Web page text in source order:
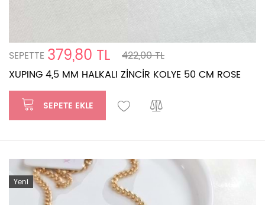
SEPETTE 379,80 TL
422,00 TL
XUPING 4,5 MM HALKALI ZİNCİR KOLYE 50 CM ROSE
SEPETE EKLE
Yeni